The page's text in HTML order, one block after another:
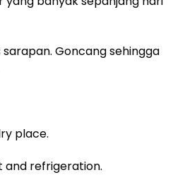
sarapan. Goncang sehingga
place.
and refrigeration.